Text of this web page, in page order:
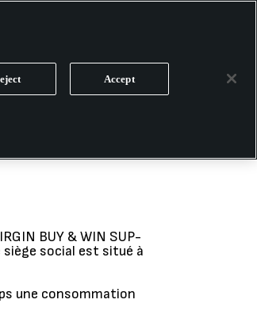
BUY & WIN SUP-
siège social est situé à
une consommation
Accept